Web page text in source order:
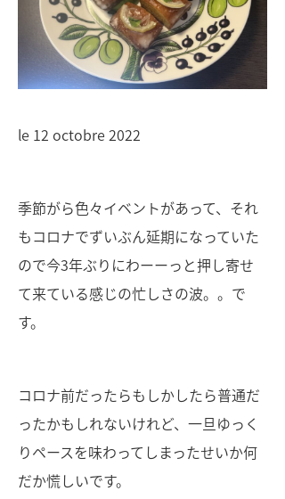
le 12 octobre 2022
季節がら色々イベントがあって、それ
もコロナでずいぶん延期になっていた
ので今3年ぶりにわーーっと押し寄せ
て来ている感じの忙しさの波。。で
す。
コロナ前だったらもしかしたら普通だ
ったかもしれないけれど、一旦ゆっく
りペースを味わってしまったせいか何
だか慌しいです。